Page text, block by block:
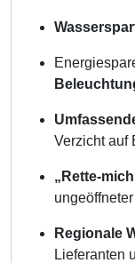
Verzicht auf
„Rette-
Regionale
Lieferanten